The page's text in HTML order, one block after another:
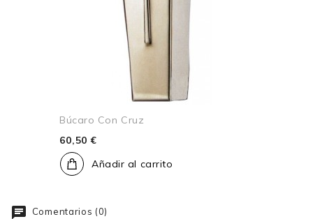
Búcaro Con Cruz
60,50 €
Añadir al carrito
Comentarios (0)